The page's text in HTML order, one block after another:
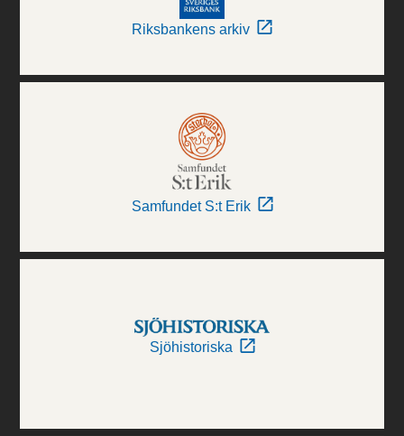
Riksbankens arkiv
Samfundet S:t Erik
Sjöhistoriska